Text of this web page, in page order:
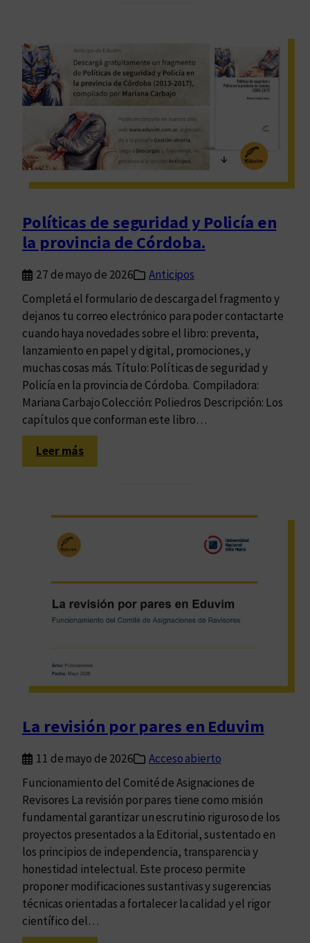
o
r
i
a
l
e
s
n
v
e
s
i
t
a
r
i
a
s
¿
P
a
r
u
Políticas de seguridad y Policía en
la provincia de Córdoba.
27 de mayo de 2026
Anticipos
Completá el formulario de descarga del fragmento y
dejanos tu correo electrónico para poder contactarte
cuando haya novedades sobre el libro: preventa,
lanzamiento en papel y digital, promociones, y
muchas cosas más. Título: Políticas de seguridad y
Policía en la provincia de Córdoba. Compiladora:
Mariana Carbajo Colección: Poliedros Descripción: Los
capítulos que conforman este libro…
Leer más:
P
í
a
s
d
e
g
r
d
a
d
y
P
o
l
i
c
í
a
La revisión por pares en Eduvim
11 de mayo de 2026
Acceso abierto
Funcionamiento del Comité de Asignaciones de
Revisores La revisión por pares tiene como misión
fundamental garantizar un escrutinio riguroso de los
proyectos presentados a la Editorial, sustentado en
los principios de independencia, transparencia y
honestidad intelectual. Este proceso permite
proponer modificaciones sustantivas y sugerencias
técnicas orientadas a fortalecer la calidad y el rigor
científico del…